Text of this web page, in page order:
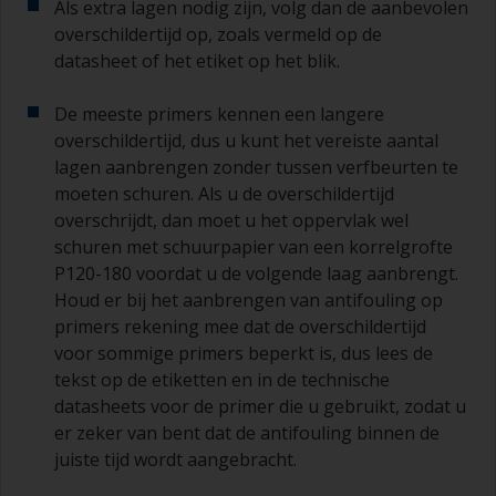
Als extra lagen nodig zijn, volg dan de aanbevolen
overschildertijd op, zoals vermeld op de
datasheet of het etiket op het blik.
De meeste primers kennen een langere
overschildertijd, dus u kunt het vereiste aantal
lagen aanbrengen zonder tussen verfbeurten te
moeten schuren. Als u de overschildertijd
overschrijdt, dan moet u het oppervlak wel
schuren met schuurpapier van een korrelgrofte
P120-180 voordat u de volgende laag aanbrengt.
Houd er bij het aanbrengen van antifouling op
primers rekening mee dat de overschildertijd
voor sommige primers beperkt is, dus lees de
tekst op de etiketten en in de technische
datasheets voor de primer die u gebruikt, zodat u
er zeker van bent dat de antifouling binnen de
juiste tijd wordt aangebracht.